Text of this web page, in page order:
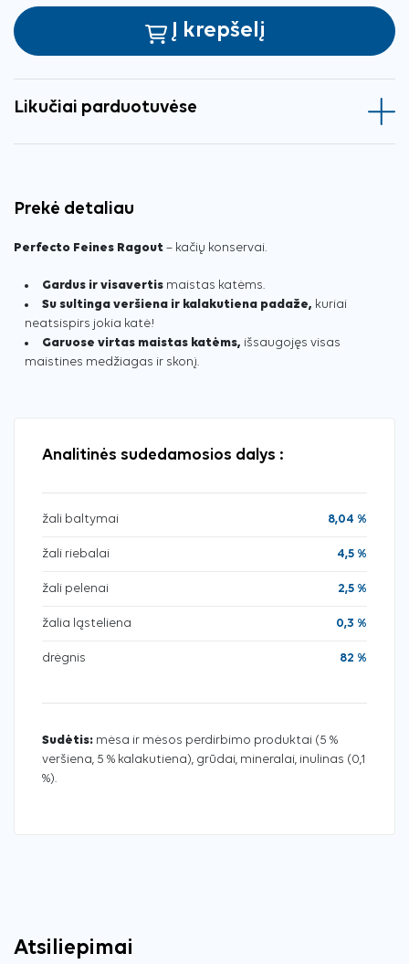
Į krepšelį
Likučiai parduotuvėse
Prekė detaliau
Perfecto Feines Ragout – kačių konservai.
Gardus ir visavertis maistas katėms.
Su sultinga veršiena ir kalakutiena padaže, kuriai
neatsispirs jokia katė!
Garuose virtas maistas katėms, išsaugojęs visas
maistines medžiagas ir skonį.
Analitinės sudedamosios dalys :
žali baltymai 8,04 %
žali riebalai 4,5 %
žali pelenai 2,5 %
žalia ląsteliena 0,3 %
drėgnis 82 %
Sudėtis: mėsa ir mėsos perdirbimo produktai (5 %
veršiena, 5 % kalakutiena), grūdai, mineralai, inulinas (0,1
%).
Atsiliepimai